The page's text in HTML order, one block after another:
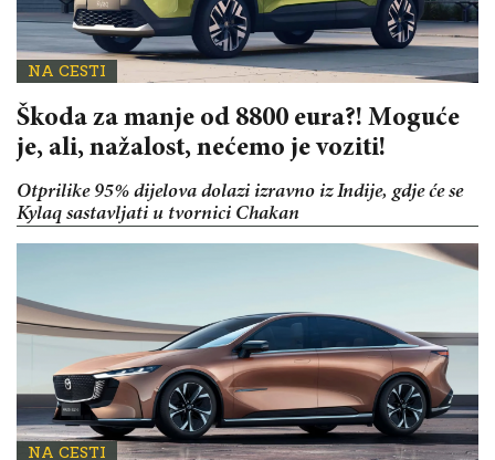
NA CESTI
Škoda za manje od 8800 eura?! Moguće
je, ali, nažalost, nećemo je voziti!
Otprilike 95% dijelova dolazi izravno iz Indije, gdje će se
Kylaq sastavljati u tvornici Chakan
NA CESTI